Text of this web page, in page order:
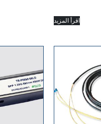
اقرأ المزيد